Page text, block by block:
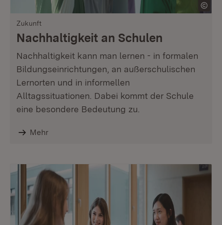
Zukunft
Nachhaltigkeit an Schulen
Nachhaltigkeit kann man lernen - in formalen
Bildungseinrichtungen, an außerschulischen
Lernorten und in informellen
Alltagssituationen. Dabei kommt der Schule
eine besondere Bedeutung zu.
Mehr